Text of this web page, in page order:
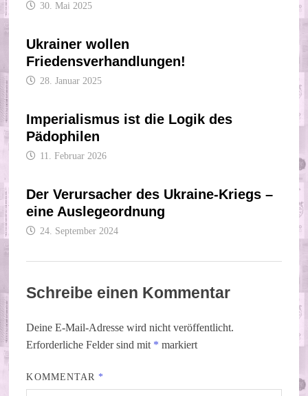
30. Mai 2025
Ukrainer wollen
Friedensverhandlungen!
28. Januar 2025
Imperialismus ist die Logik des
Pädophilen
11. Februar 2026
Der Verursacher des Ukraine-Kriegs –
eine Auslegeordnung
24. September 2024
Schreibe einen Kommentar
Deine E-Mail-Adresse wird nicht veröffentlicht.
Erforderliche Felder sind mit * markiert
KOMMENTAR *